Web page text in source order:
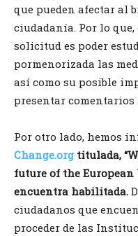
que pueden afectar al
ciudadanía. Por lo
solicitud es poder
pormenorizada las
así como su posible
presentar
Por otro lado, hemos
Change.org titulada,
future of the European
encuentra habilitada.
ciudadanos que
proceder de las